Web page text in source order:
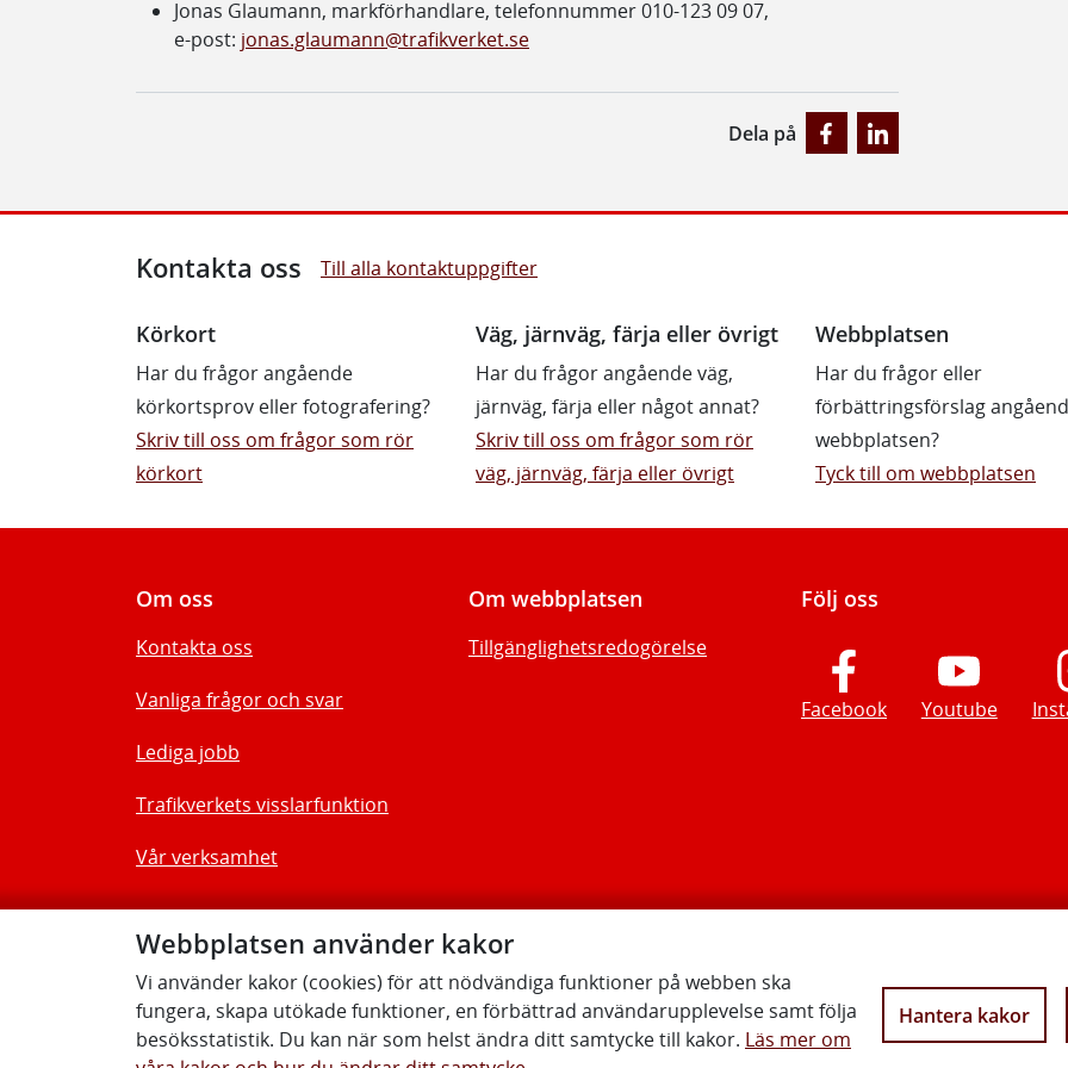
Jonas Glaumann, markförhandlare, telefonnummer 010-123 09 07,
e-post: jonas.glaumann@trafikverket.se
Dela på
Webbplatsen använder kakor
Vi använder kakor (cookies) för att nödvändiga funktioner på webben ska
fungera, skapa utökade funktioner, en förbättrad användarupplevelse samt följa
besöksstatistik. Du kan när som helst ändra ditt samtycke till kakor. Läs mer om
Hantera kakor
Kontakta oss Till alla kontaktuppgifter
Körkort
Har du frågor angående
körkortsprov eller fotografering?
Skriv till oss om frågor som rör
körkort
Väg, järnväg, färja eller övrigt
Har du frågor angående väg,
järnväg, färja eller något annat?
Skriv till oss om frågor som rör
väg, järnväg, färja eller övrigt
Webbplatsen
Har du frågor eller
förbättringsförslag
webbplatsen?
Tyck till om webbplatsen
Vi gör Sverige närmare
Om oss
Kontakta oss
Vanliga frågor och svar
Lediga jobb
Trafikverkets visslarfunktion
Vår verksamhet
Om webbplatsen
Tillgänglighetsredogörelse
Följ oss
Facebook Youtube